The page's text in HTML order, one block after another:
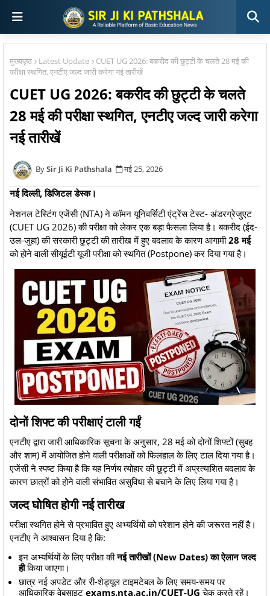
मुख्यपृष्ठ Latest Update
CUET UG 2026: बकरीद की छुट्टी के चलते 28 मई की
परीक्षा स्थगित, एनटीए जल्द जारी करेगा नई तारीखें
CUET UG 2026: बकरीद की छुट्टी के चलते
28 मई की परीक्षा स्थगित, एनटीए जल्द जारी करेगा
नई तारीखें
Sir Ji Ki Pathshala मई 25, 2026
नई दिल्ली, डिजिटल डेस्क।
नेशनल टेस्टिंग एजेंसी (NTA) ने कॉमन यूनिवर्सिटी एंट्रेंस टेस्ट- अंडरग्रेजुएट
(CUET UG 2026) की परीक्षा को लेकर एक बड़ा फैसला लिया है। बकरीद (ईद-
उल-जुहा) की सरकारी छुट्टी की तारीख में हुए बदलाव के कारण आगामी28 मई
को होने वाली सीयूईटी यूजी परीक्षा को स्थगित (Postpone) कर दिया गया है।
​दोनों शिफ्ट की परीक्षाएं टाली गईं
​एनटीए द्वारा जारी आधिकारिक सूचना के अनुसार, 28 मई को दोनों शिफ्टों (सुबह
और शाम) में आयोजित होने वाली परीक्षाओं को फिलहाल के लिए टाल दिया गया है।
एजेंसी ने स्पष्ट किया है कि यह निर्णय त्योहार की छुट्टी में अप्रत्याशित बदलाव के
कारण छात्रों को होने वाली संभावित असुविधा से बचाने के लिए लिया गया है।
​जल्द घोषित होगी नई तारीख
​परीक्षा स्थगित होने से प्रभावित हुए अभ्यर्थियों को परेशान होने की जरूरत नहीं है।
एनटीए ने आश्वासन दिया है कि:
​इन अभ्यर्थियों के लिए परीक्षा कीनई तारीखों (New Dates) का ऐलान जल्द
हीकिया जाएगा।
​छात्र नई अपडेट और री-शेड्यूल टाइमटेबल के लिए समय-समय पर
आधिकारिक वेबसाइट exams.nta.ac.in/CUET-UG चेक करते रहें।